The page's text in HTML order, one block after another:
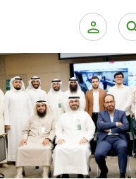
الإلكترونية للأفراد
الإلكترونية للشركات
الإلكتروني
للأفراد